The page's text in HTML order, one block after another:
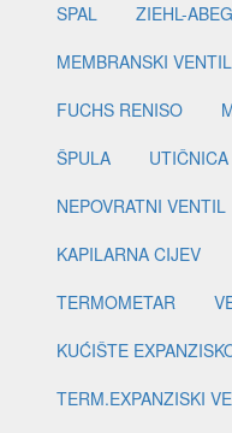
SPAL
ZIEHL-
MEMBRANSKI VENTIL
FUCHS RENISO
ŠPULA
NEPOVRATNI VENTIL
KAPILARNA CIJEV
TERMOMETAR
KUĆIŠTE
TERM.EXPANZISKI